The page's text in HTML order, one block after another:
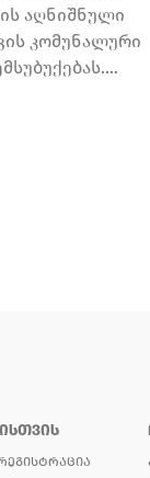
აღნიშნული
კომუნალური